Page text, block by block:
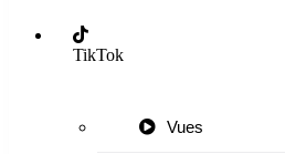
TikTok
Vues